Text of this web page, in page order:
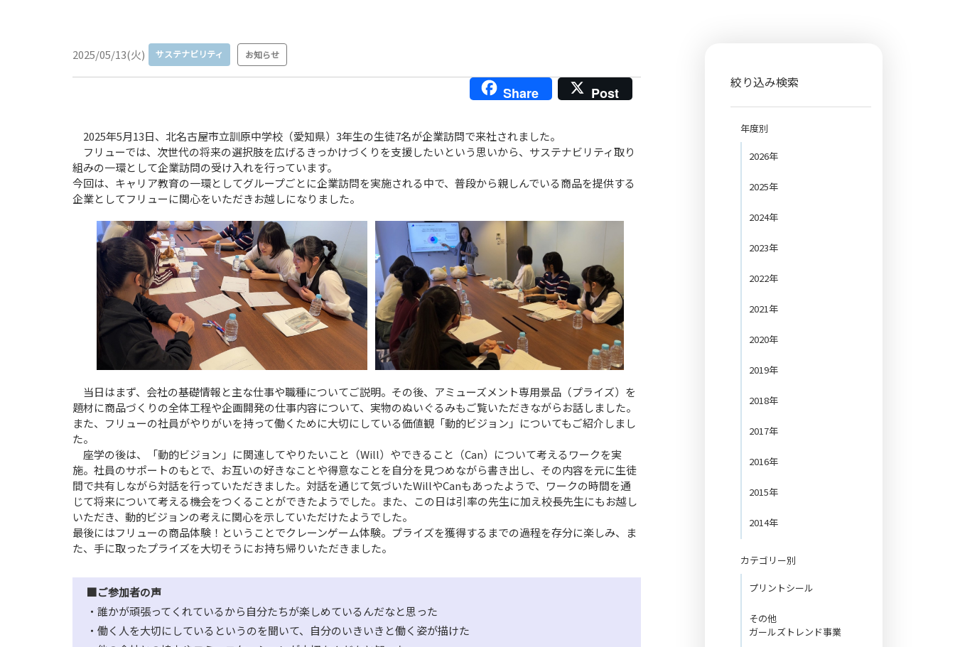
2025/05/13(火) サステナビリティ お知らせ
Share Post
2025年5月13日、北名古屋市立訓原中学校（愛知県）3年生の生徒7名が企業訪問で来社されました。
フリューでは、次世代の将来の選択肢を広げるきっかけづくりを支援したいという思いから、サステナビリティ取り
組みの一環として企業訪問の受け入れを行っています。
今回は、キャリア教育の一環としてグループごとに企業訪問を実施される中で、普段から親しんでいる商品を提供する
企業としてフリューに関心をいただきお越しになりました。
当日はまず、会社の基礎情報と主な仕事や職種についてご説明。その後、アミューズメント専用景品（プライズ）を
題材に商品づくりの全体工程や企画開発の仕事内容について、実物のぬいぐるみもご覧いただきながらお話しました。
また、フリューの社員がやりがいを持って働くために大切にしている価値観「動的ビジョン」についてもご紹介しまし
た。
座学の後は、「動的ビジョン」に関連してやりたいこと（Will）やできること（Can）について考えるワークを実
施。社員のサポートのもとで、お互いの好きなことや得意なことを自分を見つめながら書き出し、その内容を元に生徒
間で共有しながら対話を行っていただきました。対話を通じて気づいたWillやCanもあったようで、ワークの時間を通
じて将来について考える機会をつくることができたようでした。また、この日は引率の先生に加え校長先生にもお越し
いただき、動的ビジョンの考えに関心を示していただけたようでした。
最後にはフリューの商品体験！ということでクレーンゲーム体験。プライズを獲得するまでの過程を存分に楽しみ、ま
た、手に取ったプライズを大切そうにお持ち帰りいただきました。
■ご参加者の声
・誰かが頑張ってくれているから自分たちが楽しめているんだなと思った
・働く人を大切にしているというのを聞いて、自分のいきいきと働く姿が描けた
絞り込み検索
年度別
2026年
2025年
2024年
2023年
2022年
2021年
2020年
2019年
2018年
2017年
2016年
2015年
2014年
カテゴリー別
プリントシール
その他
ガールズトレンド事業